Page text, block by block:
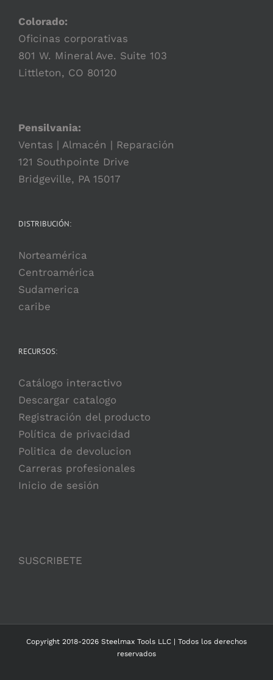
Colorado:
Oficinas corporativas
801 W. Mineral Ave. Suite 103
Littleton, CO 80120
Pensilvania:
Ventas | Almacén | Reparación
121 Southpointe Drive
Bridgeville, PA 15017
DISTRIBUCIÓN:
Norteamérica
Centroamérica
Sudamerica
caribe
RECURSOS:
Catálogo interactivo
Descargar catalogo
Registración del producto
Política de privacidad
Politica de devolucion
Carreras profesionales
Inicio de sesión
SUSCRIBETE
Copyright 2018-2026 Steelmax Tools LLC | Todos los derechos
reservados